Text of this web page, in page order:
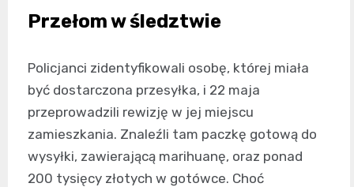
Przełom w śledztwie
Policjanci zidentyfikowali osobę, której miała
być dostarczona przesyłka, i 22 maja
przeprowadzili rewizję w jej miejscu
zamieszkania. Znaleźli tam paczkę gotową do
wysyłki, zawierającą marihuanę, oraz ponad
200 tysięcy złotych w gotówce. Choć